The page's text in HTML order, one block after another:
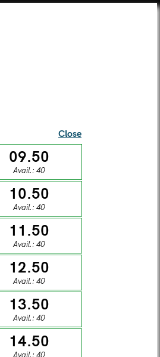
Close
09.50
Avail.: 40
10.50
Avail.: 40
11.50
Avail.: 40
12.50
Avail.: 40
13.50
Avail.: 40
14.50